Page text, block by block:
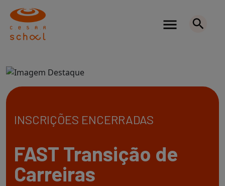
INSCRIÇÕES ENCERRADAS
FAST Transição de
Carreiras